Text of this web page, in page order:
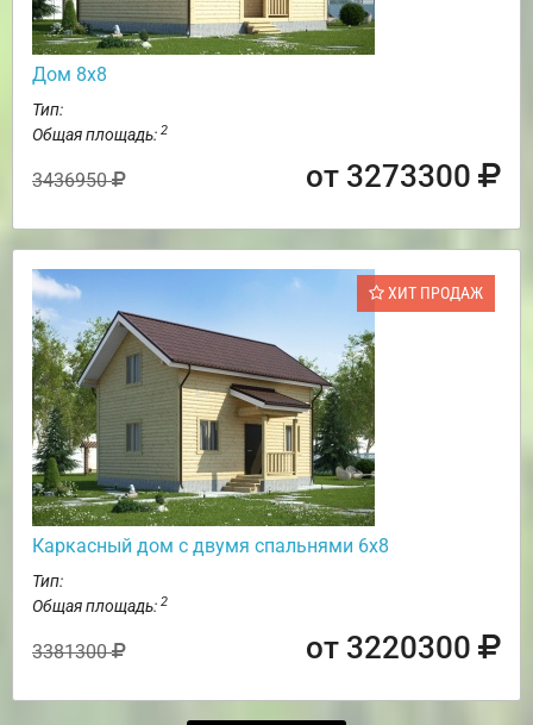
Дом 8х8
Тип:
Общая площадь: 2
3436950 от 3273300
ХИТ ПРОДАЖ
Каркасный дом с двумя спальнями 6х8
Тип:
Общая площадь: 2
3381300 от 3220300